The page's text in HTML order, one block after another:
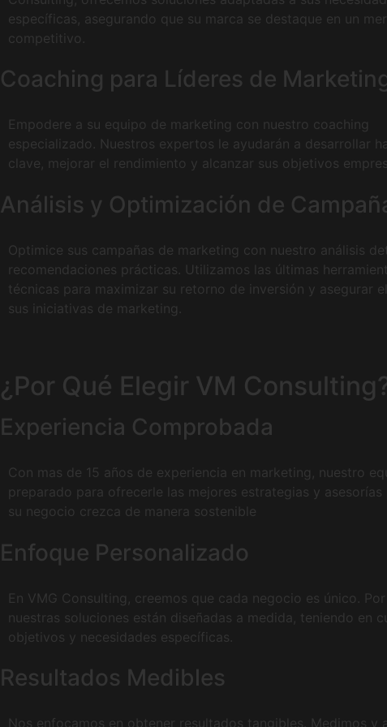
específicas, asegurando que su marca se destaque en un
competitivo.
Coaching para Líderes de
Empodere a su equipo de marketing con nuestro coaching
especializado. Nuestros expertos le ayudarán a desarrollar
clave, mejorar el rendimiento y alcanzar sus objetivos
Análisis y Optimización de
Optimice sus campañas de marketing con nuestro análisis
recomendaciones prácticas. Utilizamos las últimas
técnicas para maximizar su retorno de inversión y asegurar
sus iniciativas de marketing.
¿Por Qué Elegir VM
Experiencia Comprobada
Con mas de 15 años de experiencia en marketing, nuestro
preparado para ofrecerle las mejores estrategias y asesorías
su negocio crezca de manera sostenible
Enfoque Personalizado
En VMG Consulting, creemos que cada negocio es único. Por
nuestras soluciones están diseñadas a medida, teniendo en
objetivos y necesidades específicas.
Resultados Medibles
Nos enfocamos en obtener resultados tangibles. Medimos y